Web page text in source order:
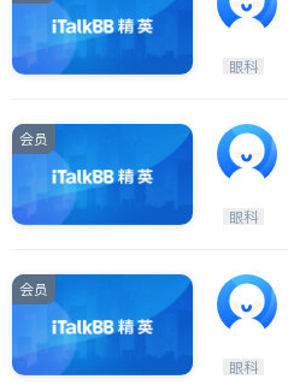
眼科
会员
眼科
会员
眼科